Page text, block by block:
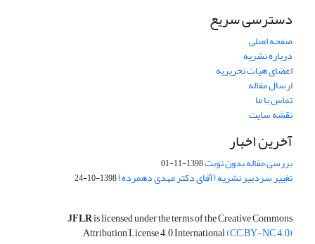
دسترسی سریع
صفحه اصلی
درباره نشریه
اعضای هیات تحریریه
ارسال مقاله
تماس با ما
نقشه سایت
آخرین اخبار
بررسی مقاله بدون نوبت1398-11-01
تغییر سردبیر نشریه (آقای دکتر مهدی دهمرده)1398-10-24
JFLRis licensed under the terms of the Creative Commons
Attribution License 4.0 International(CC BY-NC 4.0)